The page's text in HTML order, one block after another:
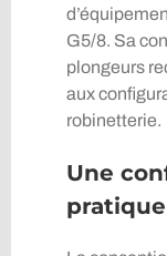
G5/8. Sa
plongeurs
aux
robinetterie.
Une
pratique